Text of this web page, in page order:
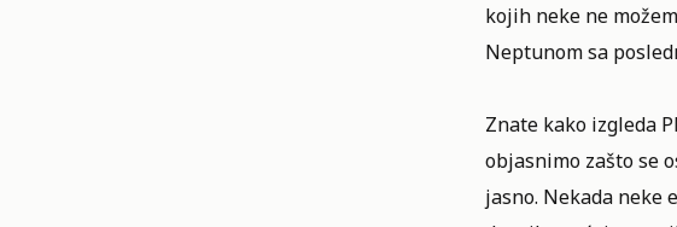
kojih neke ne
Neptunom sa
Znate kako izgleda
objasnimo zašto se
jasno. Nekada neke